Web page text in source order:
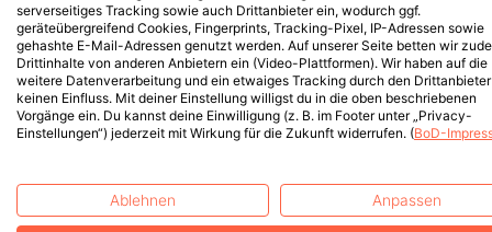
serverseitiges Tracking sowie auch Drittanbieter ein, wodurch ggf.
geräteübergreifend Cookies, Fingerprints, Tracking-Pixel, IP-Adressen sowie
gehashte E-Mail-Adressen genutzt werden. Auf unserer Seite betten wir
Drittinhalte von anderen Anbietern ein (Video-Plattformen). Wir haben auf die
weitere Datenverarbeitung und ein etwaiges Tracking durch den Drittanbieter
keinen Einfluss. Mit deiner Einstellung willigst du in die oben beschriebenen
Vorgänge ein. Du kannst deine Einwilligung (z. B. im Footer unter „Privacy-
Einstellungen“) jederzeit mit Wirkung für die Zukunft widerrufen. (BoD-
Ablehnen Anpassen